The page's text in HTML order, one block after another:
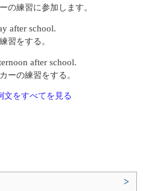
の練習に参加します。
after school.
習をする。
after school.
ーの練習をする。
文をすべてを見る
>